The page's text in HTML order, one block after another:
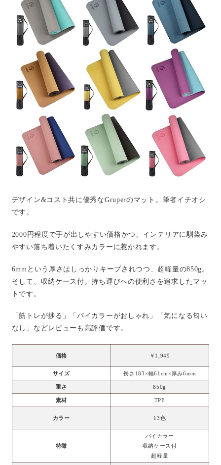
デザイン&コスト共に優秀なGruperのマット。筆者イチオシ
です。
2000円程度で手が出しやすい価格かつ、インテリアに馴染み
やすい落ち着いたくすみカラーに惹かれます。
6mmという厚さはしっかりキープされつつ、超軽量の850g。
そして、収納ケース付。持ち運びへの便利さを追求したマッ
トです。
「筋トレが捗る」「バイカラーがおしゃれ」「気になる匂い
なし」などレビューも高評価です。
価格 ￥1,949
サイズ 長さ183×幅61cm×厚み6mm
重さ 850g
素材 TPE
カラー 13色
特徴
バイカラー
収納ケース付
超軽量